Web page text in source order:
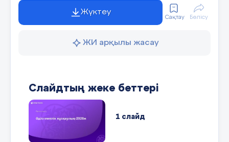
Жүктеу
Сақтау Бөлісу
ЖИ арқылы жасау
Слайдтың жеке беттері
1 слайд